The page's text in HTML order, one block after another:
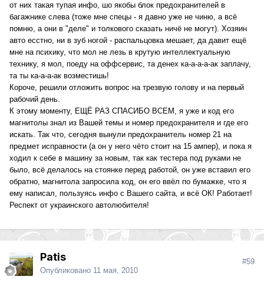
от них такая тупая инфо, шо якобы блок предохранителей в
багажнике слева (тоже мне спецы - я давно уже не чиню, а всё
помню, а они в "деле" и толкового сказать ничё не могут). Хозяин
авто есстно, ни в зуб ногой - распальцовка мешает, да давит ещё
мне на психику, что мол не лезь в крутую интеллектуальную
технику, я мол, поеду на оффсервис, та денех ка-а-а-а-ак заплачу,
та ты ка-а-а-ак возместишь!
Короче, решили отложить вопрос на трезвую голову и на первый
рабочий день.
К этому моменту, ЕЩЁ РАЗ СПАСИБО ВСЕМ, я уже и код его
магнитолы знал из Вашей темы и номер предохранителя и где его
искать. Так что, сегодня вынули предохранитель номер 21 на
предмет исправности (а он у него чёто стоит на 15 ампер), и пока я
ходил к себе в машину за новым, так как тестера под руками не
было, всё делалось на стоянке перед работой, он уже вставил его
обратно, магнитола запросила код, он его ввёл по бумажке, что я
ему написал, пользуясь инфо с Вашего сайта, и всё ОК! Работает!
Респект от украинского автолюбителя!
Patis
Опубликовано 11 мая, 2010
#59